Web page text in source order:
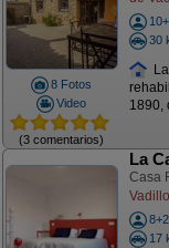
8 Fotos
Video
(3 comentarios)
30
1890,
La
Casa
17